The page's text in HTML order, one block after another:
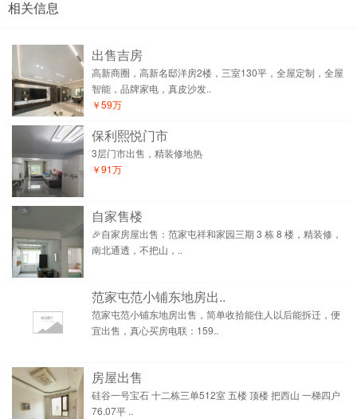
相关信息
出售吉房
高新商圈，高新名邸洋房2楼，三室130平，全屋定制，全屋
智能，品牌家电，真皮沙发..
￥59万
保利熙悦门市
3层门市出售，精装修地热
￥91万
自家售楼
🎉自家房屋出售：范家屯祥和家园三期 3 栋 8 楼，精装修，
南北通透，不把山，..
范家屯范小铺东地房出..
范家屯范小铺东地房出售，简单收拾能住人以后能拆迁，便
宜出售，真心买房电联：159..
房屋出售
硅谷一号宝石 十二栋三单512室 五楼 顶楼 把西山 一梯四户
76.07平 ..